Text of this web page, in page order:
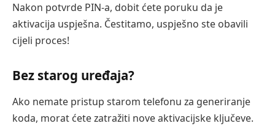
Nakon potvrde PIN-a, dobit ćete poruku da je
aktivacija uspješna. Čestitamo, uspješno ste obavili
cijeli proces!
Bez starog uređaja?
Ako nemate pristup starom telefonu za generiranje
koda, morat ćete zatražiti nove aktivacijske ključeve.